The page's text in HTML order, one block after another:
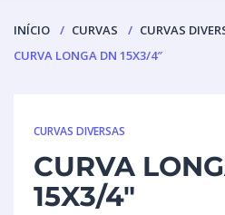
INÍCIO CURVAS
CURVAS
CURVA LONGA DN 15X3/4″
CURVAS DIVERSAS
CURVA
15X3/4″